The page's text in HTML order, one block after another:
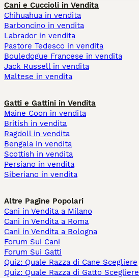
Cani e Cuccioli in Vendita
Chihuahua in vendita
Barboncino in vendita
Labrador in vendita
Pastore Tedesco in vendita
Bouledogue Francese in vendita
Jack Russell in vendita
Maltese in vendita
Gatti e Gattini in Vendita
Maine Coon in vendita
British in vendita
Ragdoll in vendita
Bengala in vendita
Scottish in vendita
Persiano in vendita
Siberiano in vendita
Altre Pagine Popolari
Cani in Vendita a Milano
Cani in Vendita a Roma
Cani in Vendita a Bologna
Forum Sui Cani
Forum Sui Gatti
Quiz: Quale Razza di Cane Scegliere
Quiz: Quale Razza di Gatto Scegliere